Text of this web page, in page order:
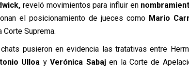
reveló movimientos para influir en
el posicionamiento de jueces como Mario
Corte Suprema.
pusieron en evidencia las tratativas entre
Ulloa yVerónica Sabajen la Corte de